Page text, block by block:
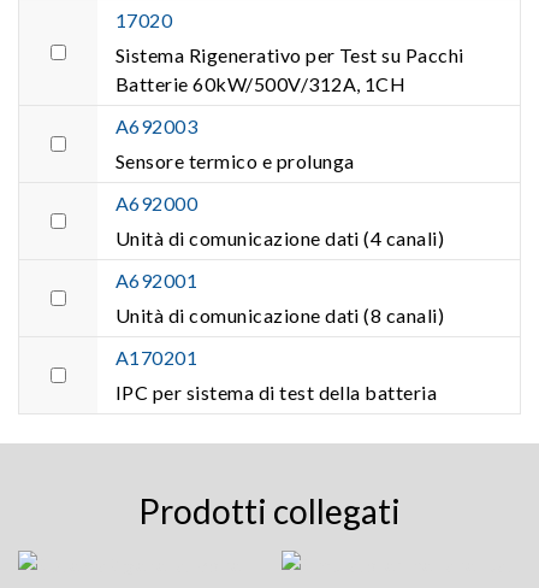
17020
Sistema Rigenerativo per Test su Pacchi
Batterie 60kW/500V/312A, 1CH
A692003
Sensore termico e prolunga
A692000
Unità di comunicazione dati (4 canali)
A692001
Unità di comunicazione dati (8 canali)
A170201
IPC per sistema di test della batteria
Prodotti collegati